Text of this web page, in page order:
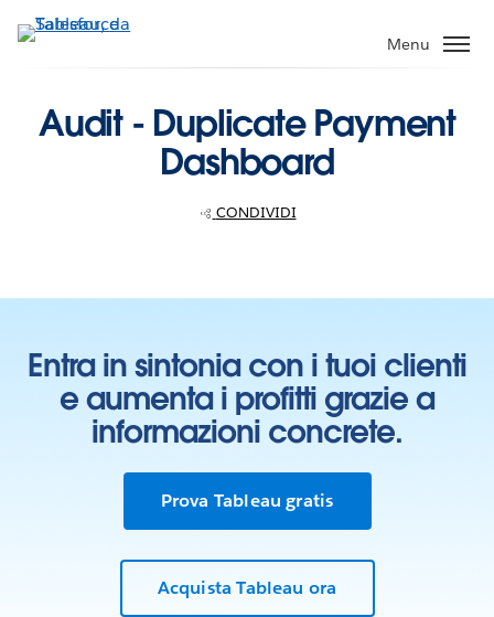
Passa
Menu
Audit - Duplicate Payment
Dashboard
CONDIVIDI
Entra in sintonia con i tuoi clienti
e aumenta i profitti grazie a
informazioni concrete.
Prova Tableau gratis
Acquista Tableau ora